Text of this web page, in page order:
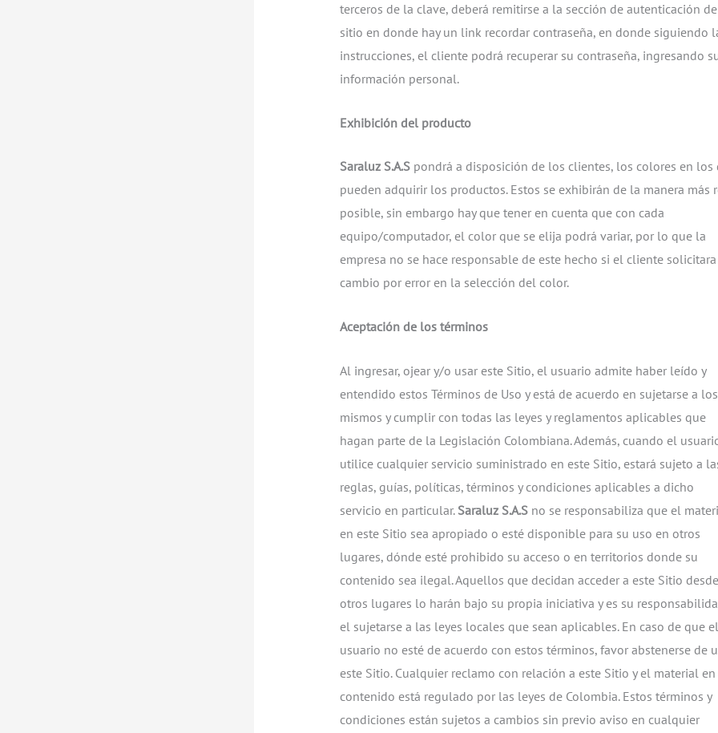
terceros de la clave, deberá remitirse a la sección de autenticación
sitio en donde hay un link recordar contraseña, en donde siguiendo
instrucciones, el cliente podrá recuperar su contraseña, ingresando
información personal.
Exhibición del producto
Saraluz S.A.S pondrá a disposición de los clientes, los colores en los
pueden adquirir los productos. Estos se exhibirán de la manera más
posible, sin embargo hay que tener en cuenta que con cada
equipo/computador, el color que se elija podrá variar, por lo que la
empresa no se hace responsable de este hecho si el cliente solicitara
cambio por error en la selección del color.
Aceptación de los términos
Al ingresar, ojear y/o usar este Sitio, el usuario admite haber leído y
entendido estos Términos de Uso y está de acuerdo en sujetarse a los
mismos y cumplir con todas las leyes y reglamentos aplicables que
hagan parte de la Legislación Colombiana. Además, cuando el
utilice cualquier servicio suministrado en este Sitio, estará sujeto a
reglas, guías, políticas, términos y condiciones aplicables a dicho
servicio en particular. Saraluz S.A.Sno se responsabiliza que el
en este Sitio sea apropiado o esté disponible para su uso en otros
lugares, dónde esté prohibido su acceso o en territorios donde su
contenido sea ilegal. Aquellos que decidan acceder a este Sitio desde
otros lugares lo harán bajo su propia iniciativa y es su
el sujetarse a las leyes locales que sean aplicables. En caso de que el
usuario no esté de acuerdo con estos términos, favor abstenerse de
este Sitio. Cualquier reclamo con relación a este Sitio y el material en
contenido está regulado por las leyes de Colombia. Estos términos y
condiciones están sujetos a cambios sin previo aviso en cualquier